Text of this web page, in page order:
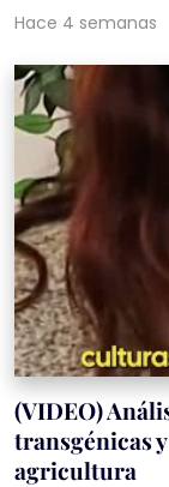
Hace 4 semanas
(VIDEO)
transgénicas
agricultura